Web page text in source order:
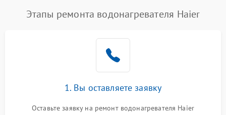
Этапы ремонта водонагревателя Haier
1. Вы оставляете заявку
Оставьте заявку на ремонт водонагревателя Haier